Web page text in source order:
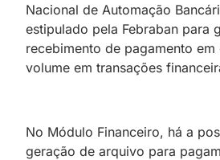
Nacional de Automação
estipulado pela Febraban para
recebimento de pagamento
volume em transações
No Módulo Financeiro, há a
geração de arquivo para